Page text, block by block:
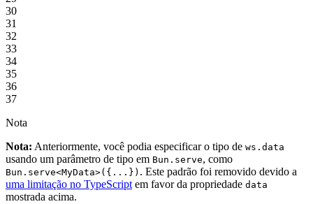
30
31
32
33
34
35
36
37
Nota
Nota: Anteriormente, você podia especificar o tipo de ws.data
usando um parâmetro de tipo em Bun.serve, como
Bun.serve<MyData>({...}) . Este padrão foi removido devido a
uma limitação no TypeScript em favor da propriedade data
mostrada acima.